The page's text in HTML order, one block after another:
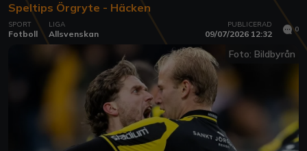
Speltips Örgryte - Häcken
SPORT
Fotboll
LIGA
Allsvenskan
PUBLICERAD
09/07/2026 12:32 0
Foto: Bildbyrån